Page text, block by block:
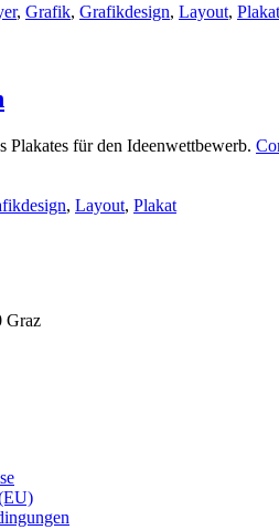
, Grafik, Grafikdesign, Layout, Plakat
Plakates für den Ideenwettbewerb.
, Layout, Plakat
Graz